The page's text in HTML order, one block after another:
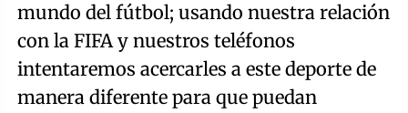
mundo del fútbol; usando nuestra relación
con la FIFA y nuestros teléfonos
intentaremos acercarles a este deporte de
manera diferente para que puedan